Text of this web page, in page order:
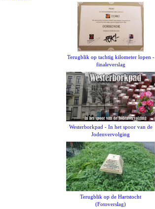
Terugblik op tachtig kilometer lopen -
finaleverslag
Westerborkpad - In het spoor van de
Jodenvervolging
Terugblik op de Hartstocht
(Fotoverslag)